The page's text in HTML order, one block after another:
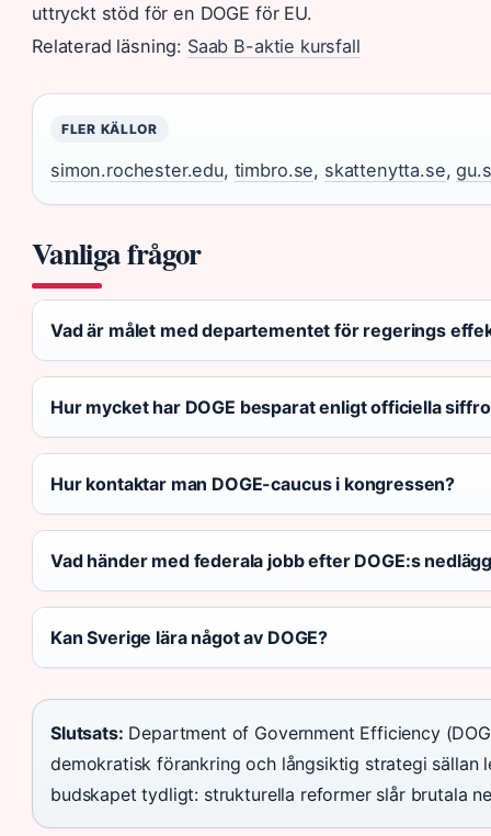
uttryckt stöd för en DOGE för EU.
Relaterad läsning: Saab B-aktie kursfall
FLER KÄLLOR
simon.rochester.edu, timbro.se, skattenytta.se,
Vanliga frågor
Vad är målet med departementet för regerings
Hur mycket har DOGE besparat enligt officiella
Hur kontaktar man DOGE-caucus i kongressen?
Vad händer med federala jobb efter DOGE:s
Kan Sverige lära något av DOGE?
Slutsats: Department of Government Efficiency
demokratisk förankring och långsiktig strategi sällan
budskapet tydligt: strukturella reformer slår brutala